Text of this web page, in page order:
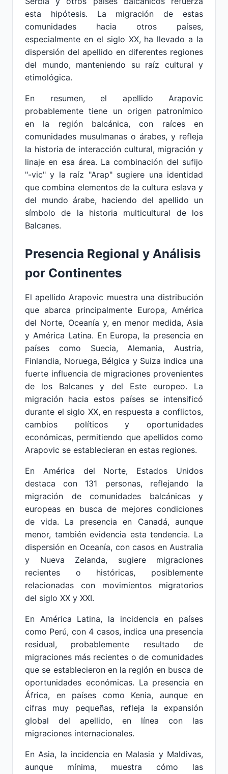
esta hipótesis. La migración de estas
comunidades hacia otros países,
especialmente en el siglo XX, ha llevado a la
dispersión del apellido en diferentes regiones
del mundo, manteniendo su raíz cultural y
etimológica.
En resumen, el apellido Arapovic
probablemente tiene un origen patronímico
en la región balcánica, con raíces en
comunidades musulmanas o árabes, y refleja
la historia de interacción cultural, migración y
linaje en esa área. La combinación del sufijo
"-vic" y la raíz "Arap" sugiere una identidad
que combina elementos de la cultura eslava y
del mundo árabe, haciendo del apellido un
símbolo de la historia multicultural de los
Balcanes.
Presencia Regional y Análisis
por Continentes
El apellido Arapovic muestra una distribución
que abarca principalmente Europa, América
del Norte, Oceanía y, en menor medida, Asia
y América Latina. En Europa, la presencia en
países como Suecia, Alemania, Austria,
Finlandia, Noruega, Bélgica y Suiza indica una
fuerte influencia de migraciones provenientes
de los Balcanes y del Este europeo. La
migración hacia estos países se intensificó
durante el siglo XX, en respuesta a conflictos,
cambios políticos y oportunidades
económicas, permitiendo que apellidos como
Arapovic se establecieran en estas regiones.
En América del Norte, Estados Unidos
destaca con 131 personas, reflejando la
migración de comunidades balcánicas y
europeas en busca de mejores condiciones
de vida. La presencia en Canadá, aunque
menor, también evidencia esta tendencia. La
dispersión en Oceanía, con casos en Australia
y Nueva Zelanda, sugiere migraciones
recientes o históricas, posiblemente
relacionadas con movimientos migratorios
del siglo XX y XXI.
En América Latina, la incidencia en países
como Perú, con 4 casos, indica una presencia
residual, probablemente resultado de
migraciones más recientes o de comunidades
que se establecieron en la región en busca de
oportunidades económicas. La presencia en
África, en países como Kenia, aunque en
cifras muy pequeñas, refleja la expansión
global del apellido, en línea con las
migraciones internacionales.
En Asia, la incidencia en Malasia y Maldivas,
aunque mínima, muestra cómo las